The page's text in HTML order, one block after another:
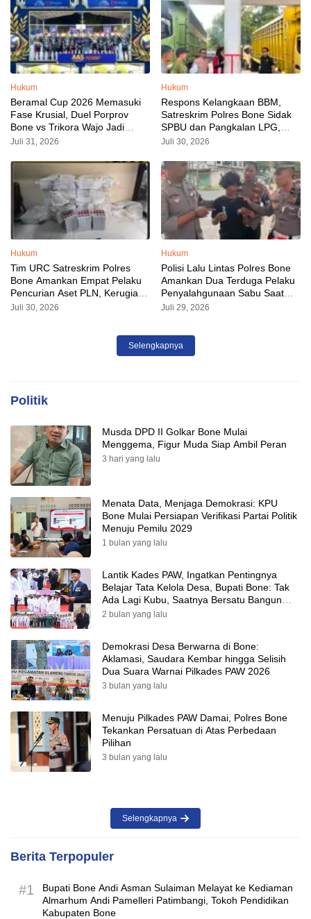
Hukum
Beramal Cup 2026 Memasuki
Fase Krusial, Duel Porprov
Bone vs Trikora Wajo Jadi
Sorotan Malam Ini
Juli 31, 2026
Hukum
Respons Kelangkaan BBM,
Satreskrim Polres Bone Sidak
SPBU dan Pangkalan LPG,
AKP Alvin Aji Imbau Pengelola
Tepat Sasaran
Juli 30, 2026
Hukum
Tim URC Satreskrim Polres
Bone Amankan Empat Pelaku
Pencurian Aset PLN, Kerugian
Ditaksir Capai Rp 3 Milyar
Juli 30, 2026
Hukum
Polisi Lalu Lintas Polres Bone
Amankan Dua Terduga Pelaku
Penyalahgunaan Sabu Saat
Razia Kendaraan
Juli 29, 2026
Selengkapnya
Politik
Musda DPD II Golkar Bone Mulai
Menggema, Figur Muda Siap Ambil Peran
3 hari yang lalu
Menata Data, Menjaga Demokrasi: KPU
Bone Mulai Persiapan Verifikasi Partai Politik
Menuju Pemilu 2029
1 bulan yang lalu
Lantik Kades PAW, Ingatkan Pentingnya
Belajar Tata Kelola Desa, Bupati Bone: Tak
Ada Lagi Kubu, Saatnya Bersatu Bangun
Desa
2 bulan yang lalu
Demokrasi Desa Berwarna di Bone:
Aklamasi, Saudara Kembar hingga Selisih
Dua Suara Warnai Pilkades PAW 2026
3 bulan yang lalu
Menuju Pilkades PAW Damai, Polres Bone
Tekankan Persatuan di Atas Perbedaan
Pilihan
3 bulan yang lalu
Selengkapnya
Berita Terpopuler
#1
Bupati Bone Andi Asman Sulaiman Melayat ke Kediaman
Almarhum Andi Pamelleri Patimbangi, Tokoh Pendidikan
Kabupaten Bone